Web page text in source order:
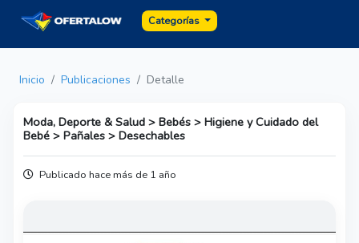
Categorías
Inicio Publicaciones Detalle
Moda, Deporte & Salud > Bebés > Higiene y Cuidado del
Bebé > Pañales > Desechables
Publicado hace más de 1 año